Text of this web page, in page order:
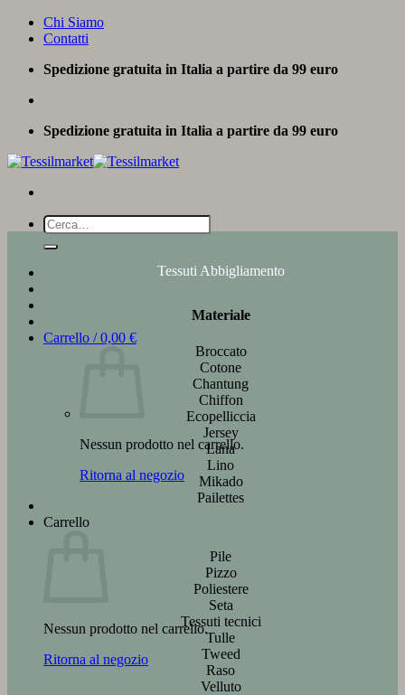
Salta
Chi Siamo
Contatti
Spedizione gratuita in Italia a partire da 99 euro
Spedizione gratuita in Italia a partire da 99 euro
Cerca:
Carrello /0,00 €
Nessun prodotto nel carrello.
Ritorna al negozio
Carrello
Nessun prodotto nel carrello.
Ritorna al negozio
Tessuti Abbigliamento
Materiale
Broccato
Cotone
Chantung
Chiffon
Ecopelliccia
Jersey
Lana
Lino
Mikado
Pailettes
Pile
Pizzo
Poliestere
Seta
Tessuti tecnici
Tulle
Tweed
Raso
Velluto